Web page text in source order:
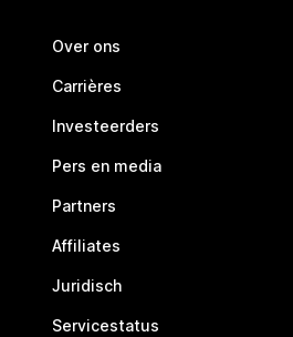
Over ons
Carrières
Investeerders
Pers en media
Partners
Affiliates
Juridisch
Servicestatus